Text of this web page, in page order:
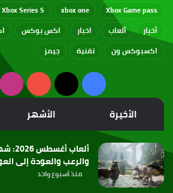
Xbox Game pass
xbox one
Xbox Series S
أخبار
ألعاب اخبار اكس بوكس
اكسبوكس ون
تقنية جيمز
فيسبوك
‫X
الأخيرة الأشهر
والرعب والعودة إلى
منذ أسبوع واحد